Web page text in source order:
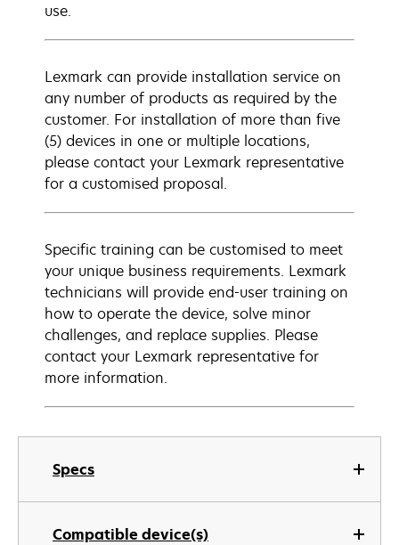
Specs
Compatible device(s)
use.
Lexmark can provide installation service on
any number of products as required by the
customer. For installation of more than five
(5) devices in one or multiple locations,
please contact your Lexmark representative
for a customised proposal.
Specific training can be customised to meet
your unique business requirements. Lexmark
technicians will provide end-user training on
how to operate the device, solve minor
challenges, and replace supplies. Please
contact your Lexmark representative for
more information.